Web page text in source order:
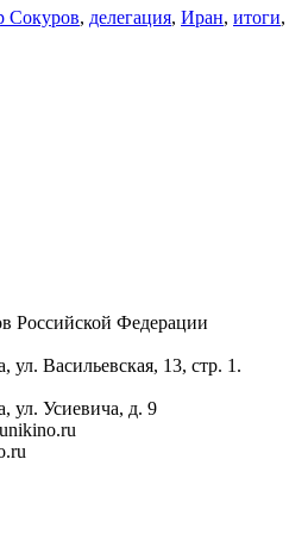
Сокуров, делегация, Иран, итоги,
Российской Федерации
ул. Васильевская, 13, стр. 1.
ул. Усиевича, д. 9